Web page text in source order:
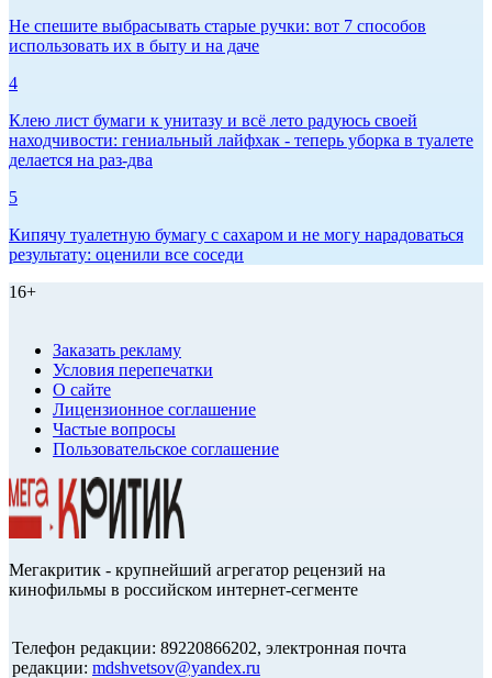
Не спешите выбрасывать старые ручки: вот 7 способов
использовать их в быту и на даче
4
Клею лист бумаги к унитазу и всё лето радуюсь своей
находчивости: гениальный лайфхак - теперь уборка в туалете
делается на раз-два
5
Кипячу туалетную бумагу с сахаром и не могу нарадоваться
результату: оценили все соседи
16+
Заказать рекламу
Условия перепечатки
О сайте
Лицензионное соглашение
Частые вопросы
Пользовательское соглашение
Мегакритик - крупнейший агрегатор рецензий на
кинофильмы в российском интернет-сегменте
Телефон редакции: 89220866202, электронная почта
редакции: mdshvetsov@yandex.ru